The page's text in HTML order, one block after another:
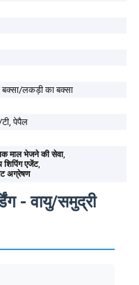
लकड़ी का बक्सा
टी, पेपैल
माल भेजने की सेवा,
शिपिंग एजेंट,
अग्रेषण
- वायु/समुद्री